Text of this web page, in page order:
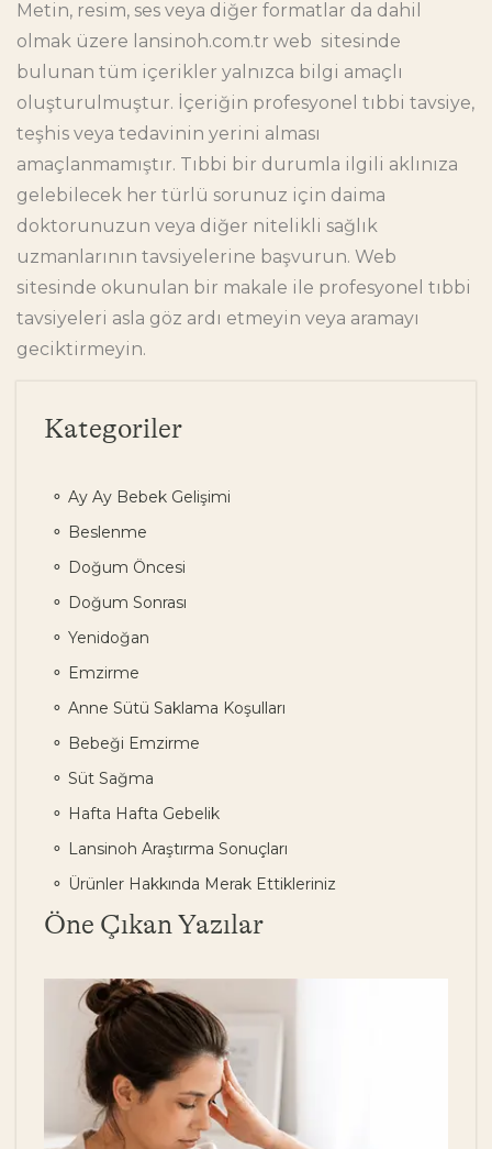
Metin, resim, ses veya diğer formatlar da dahil
olmak üzere lansinoh.com.tr web sitesinde
bulunan tüm içerikler yalnızca bilgi amaçlı
oluşturulmuştur. İçeriğin profesyonel tıbbi tavsiye,
teşhis veya tedavinin yerini alması
amaçlanmamıştır. Tıbbi bir durumla ilgili aklınıza
gelebilecek her türlü sorunuz için daima
doktorunuzun veya diğer nitelikli sağlık
uzmanlarının tavsiyelerine başvurun. Web
sitesinde okunulan bir makale ile profesyonel tıbbi
tavsiyeleri asla göz ardı etmeyin veya aramayı
geciktirmeyin.
Kategoriler
Ay Ay Bebek Gelişimi
Beslenme
Doğum Öncesi
Doğum Sonrası
Yenidoğan
Emzirme
Anne Sütü Saklama Koşulları
Bebeği Emzirme
Süt Sağma
Hafta Hafta Gebelik
Lansinoh Araştırma Sonuçları
Ürünler Hakkında Merak Ettikleriniz
Öne Çıkan Yazılar